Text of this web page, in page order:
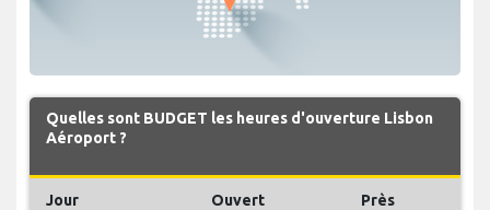
Quelles sont BUDGET les heures d'ouverture Lisbon
Aéroport ?
Jour Ouvert Près